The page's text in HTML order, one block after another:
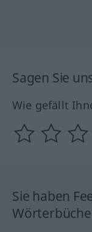
Sagen Sie
Wie gefällt
Sie haben